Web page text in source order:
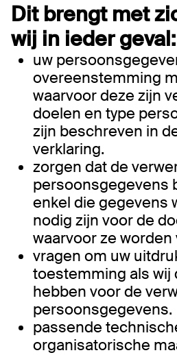
Dit brengt met
wij in ieder geval:
uw
overeenstemming
waarvoor deze zijn
doelen en type
zijn beschreven in
verklaring.
zorgen dat de
persoonsgegevens
enkel die gegevens
nodig zijn voor de
waarvoor ze worden
vragen om uw
toestemming als wij
hebben voor de
persoonsgegevens.
passende
organisatorische